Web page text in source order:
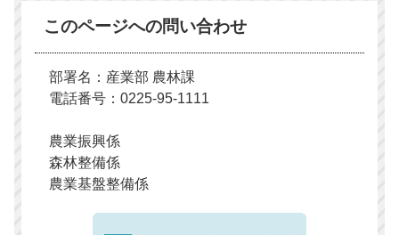
このページへの問い合わせ
部署名：産業部 農林課
電話番号：0225-95-1111
農業振興係
森林整備係
農業基盤整備係